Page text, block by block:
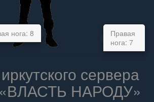
нога: 8
Правая
нога: 7
сервера
НАРОДУ»